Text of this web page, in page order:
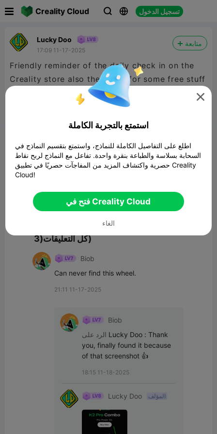
Creality Cloud   تسجيل الدخول
Lucky Doo
17:09 11-17-2025
متابعة
Friendly reminder of the daily check in on the
Creality store also the wheel for some free stuff
is still there hope you win
كل التعليقات(3)
Biob
Can never find this wheel.
21:11 11-17-2025
Biob
Lucky Doo : Thank
you, finally found it because
of that screenshot 👍
18:15 11-18-2025
Lucky Doo المؤلف

استمتع بالتجربة الكاملة
اطلع على التفاصيل الكاملة للنماذج، واستمتع بتقسيم النماذج في
السحابة بسلاسة والطباعة بنقرة واحدة. تفاعل مع النماذج لربح نقاط
حصرية واكتشاف المزيد من المفاجآت حصريًا في تطبيق Creality
Cloud!
فتح في Creality Cloud
الغاء